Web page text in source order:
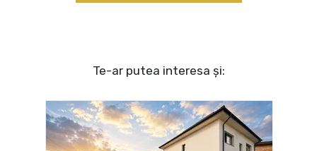
Te-ar putea interesa și: